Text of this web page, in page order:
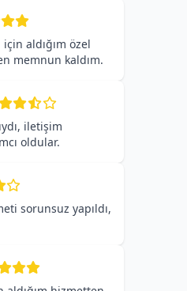
aldığım özel
memnun kaldım.
iletişim
oldular.
sorunsuz yapıldı,